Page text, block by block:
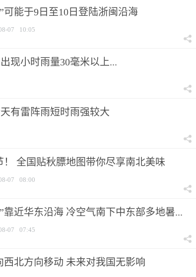
可能于9日至10日登陆浙闽沿海
07 10:05
现小时雨量30毫米以上...
有雷阵雨短时雨强较大
！ 全国贴秋膘地图带你尽享南北美味
07 08:00
靠近华东沿海 冷空气南下中东部多地暑...
07 07:45
西北方向移动 未来对我国无影响